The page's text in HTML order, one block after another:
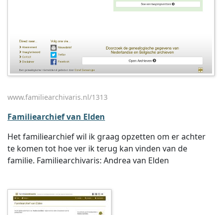
www.familiearchivaris.nl/1313
Familiearchief van Elden
Het familiearchief wil ik graag opzetten om er achter
te komen tot hoe ver ik terug kan vinden van de
familie. Familiearchivaris: Andrea van Elden